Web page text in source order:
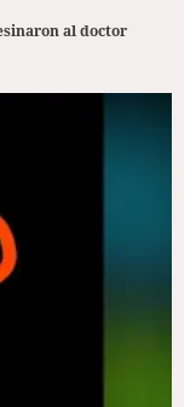
al doctor